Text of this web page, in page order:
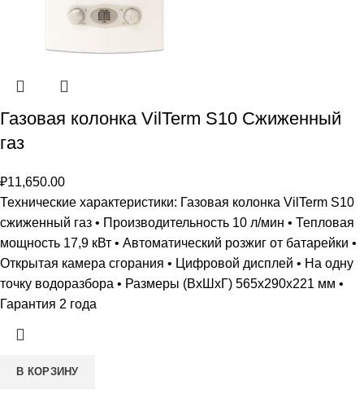
Газовая колонка VilTerm S10 Сжиженный
газ
₽11,650.00
Технические характеристики: Газовая колонка VilTerm S10
сжиженный газ • Производительность 10 л/мин • Тепловая
мощность 17,9 кВт • Автоматический розжиг от батарейки •
Открытая камера сгорания • Цифровой дисплей • На одну
точку водоразбора • Размеры (ВxШxГ) 565х290х221 мм •
Гарантия 2 года
В КОРЗИНУ